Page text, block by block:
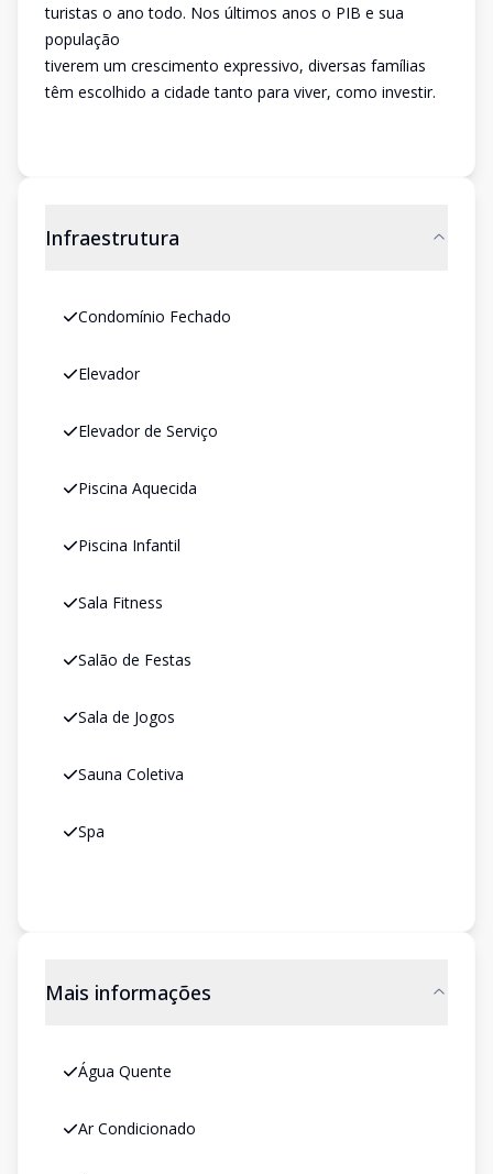
turistas o ano todo. Nos últimos anos o PIB e sua
população
tiverem um crescimento expressivo, diversas famílias
têm escolhido a cidade tanto para viver, como investir.
Infraestrutura
Condomínio Fechado
Elevador
Elevador de Serviço
Piscina Aquecida
Piscina Infantil
Sala Fitness
Salão de Festas
Sala de Jogos
Sauna Coletiva
Spa
Mais informações
Água Quente
Ar Condicionado